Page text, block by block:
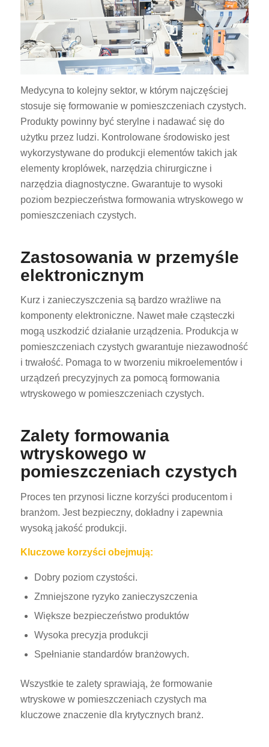
Medycyna to kolejny sektor, w którym najczęściej
stosuje się formowanie w pomieszczeniach czystych.
Produkty powinny być sterylne i nadawać się do
użytku przez ludzi. Kontrolowane środowisko jest
wykorzystywane do produkcji elementów takich jak
elementy kroplówek, narzędzia chirurgiczne i
narzędzia diagnostyczne. Gwarantuje to wysoki
poziom bezpieczeństwa formowania wtryskowego w
pomieszczeniach czystych.
Zastosowania w przemyśle
elektronicznym
Kurz i zanieczyszczenia są bardzo wrażliwe na
komponenty elektroniczne. Nawet małe cząsteczki
mogą uszkodzić działanie urządzenia. Produkcja w
pomieszczeniach czystych gwarantuje niezawodność
i trwałość. Pomaga to w tworzeniu mikroelementów i
urządzeń precyzyjnych za pomocą formowania
wtryskowego w pomieszczeniach czystych.
Zalety formowania
wtryskowego w
pomieszczeniach czystych
Proces ten przynosi liczne korzyści producentom i
branżom. Jest bezpieczny, dokładny i zapewnia
wysoką jakość produkcji.
Kluczowe korzyści obejmują:
Dobry poziom czystości.
Zmniejszone ryzyko zanieczyszczenia
Większe bezpieczeństwo produktów
Wysoka precyzja produkcji
Spełnianie standardów branżowych.
Wszystkie te zalety sprawiają, że formowanie
wtryskowe w pomieszczeniach czystych ma
kluczowe znaczenie dla krytycznych branż.